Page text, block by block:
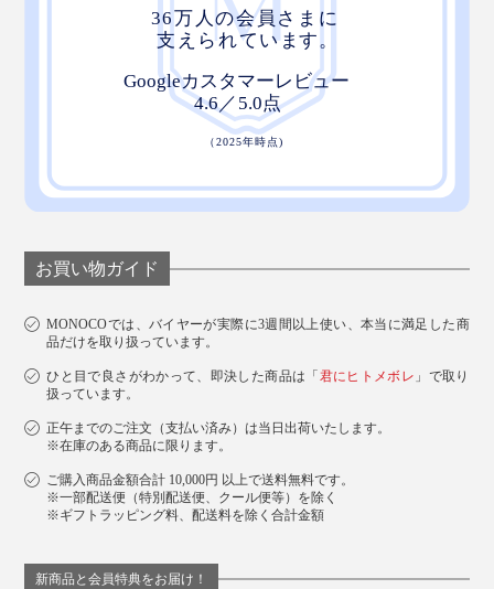
お買い物ガイド
MONOCOでは、バイヤーが実際に3週間以上使い、本当に満足した商
品だけを取り扱っています。
ひと目で良さがわかって、即決した商品は「 君にヒトメボレ 」で取り
扱っています。
正午までのご注文（支払い済み）は当日出荷いたします。
※在庫のある商品に限ります。
ご購入商品金額合計 10,000円 以上で送料無料です。
※一部配送便（特別配送便、クール便等）を除く
※ギフトラッピング料、配送料を除く合計金額
新商品と会員特典をお届け！